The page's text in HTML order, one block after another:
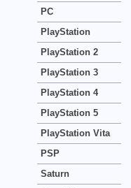
PC
PlayStation
PlayStation 2
PlayStation 3
PlayStation 4
PlayStation 5
PlayStation Vita
PSP
Saturn